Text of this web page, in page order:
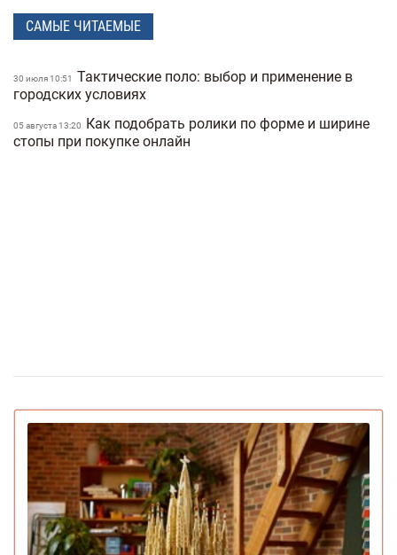
28 апреля 16:14 Украинец побил мировой рекорд: сотрудник
морга сделал 230 татуировок костей и стал "живым
24 марта 14:40
Мужчины влюбляются быстрее, а женщины
— сильнее: исследование Biology of Sex Differences
25 февраля 17:25 Ученые открыли мутацию гена, который
снижает желание курить
15 умирающих профессий, которым грозит
16 декабря 16:22 Pantone назвал главный цвет 2026 года:
символизирует спокойствие (видео)
10 декабря 17:33
Pornhub подвел итоги года: Украина в
топ-20 по просмотрам
04 декабря 15:38 YouTube объявил итоги 2025 года: лучший
блогер, подкаст, самая популярная тема и музыка
САМЫЕ ЧИТАЕМЫЕ
30 июля 10:51
Тактические поло: выбор и применение в
городских условиях
05 августа 13:20
Как подобрать ролики по форме и ширине
стопы при покупке онлайн